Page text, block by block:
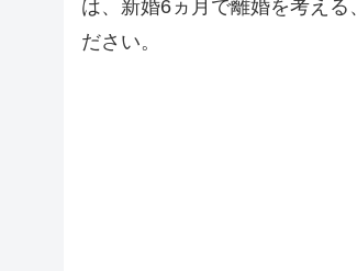
は、新婚6ヵ月で離婚を考え
ださい。